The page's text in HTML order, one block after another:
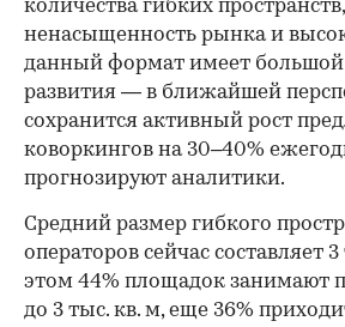
количества гибких пространств,
ненасыщенность рынка и
данный формат имеет большой
развития — в ближайшей
сохранится активный рост
коворкингов на 30–40%
прогнозируют аналитики.
Средний размер гибкого
операторов сейчас составляет
этом 44% площадок занимают
до 3 тыс. кв. м, еще 36%